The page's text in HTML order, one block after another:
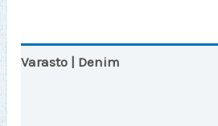
Varasto | Denim